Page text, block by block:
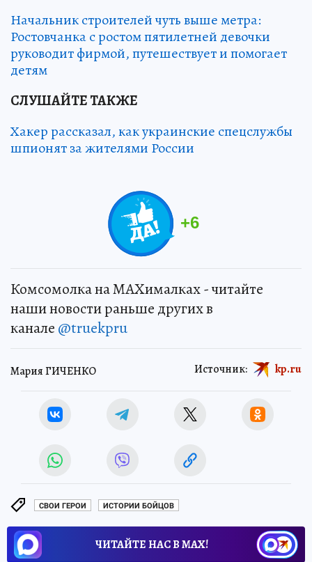
Начальник строителей чуть выше метра:
Ростовчанка с ростом пятилетней девочки
руководит фирмой, путешествует и помогает
детям
СЛУШАЙТЕ ТАКЖЕ
Хакер рассказал, как украинские спецслужбы
шпионят за жителями России
+6
Комсомолка на MAXималках - читайте
наши новости раньше других в
канале @truekpru
Мария ГИЧЕНКО Источник: kp.ru
СВОИ ГЕРОИ ИСТОРИИ БОЙЦОВ
ЧИТАЙТЕ НАС В МАХ!